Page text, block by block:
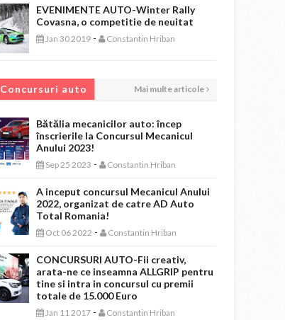
EVENIMENTE AUTO-Winter Rally
Covasna, o competitie de neuitat
Jan 30 2019 - Constantin Hriban
Concursuri auto Mai multe articole
Bătălia mecanicilor auto: încep
înscrierile la Concursul Mecanicul
Anului 2023!
Sep 25 2023 - Constantin Hriban
A inceput concursul Mecanicul Anului
2022, organizat de catre AD Auto
Total Romania!
Oct 06 2022 - Constantin Hriban
CONCURSURI AUTO-Fii creativ,
arata-ne ce inseamna ALLGRIP pentru
tine si intra in concursul cu premii
totale de 15.000 Euro
Jan 11 2017 - Constantin Hriban